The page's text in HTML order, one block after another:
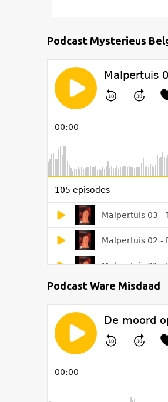
Podcast Mysterieus
Podcast Ware Misdaad